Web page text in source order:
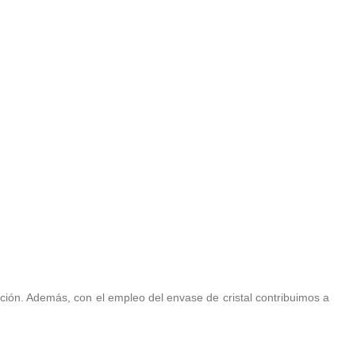
Además, con el empleo del envase de cristal contribuimos a